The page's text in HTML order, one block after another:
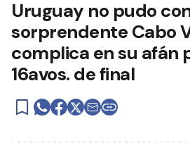
Uruguay no pudo
sorprendente Cabo
complica en su afán
16avos. de final